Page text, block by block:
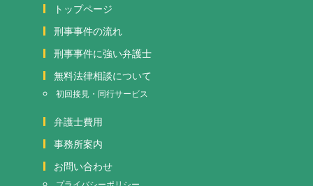
トップページ
刑事事件の流れ
刑事事件に強い弁護士
無料法律相談について
初回接見・同行サービス
弁護士費用
事務所案内
お問い合わせ
プライバシーポリシー